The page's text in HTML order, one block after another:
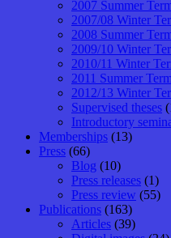
2007 Summer
2007/08 Winter
2008 Summer
2009/10 Winter
2010/11 Winter
2011 Summer Term
2012/13 Winter
Supervised theses
Introductory
Memberships (13)
Press (66)
Blog (10)
Press releases (1)
Press review (55)
Publications (163)
Articles (39)